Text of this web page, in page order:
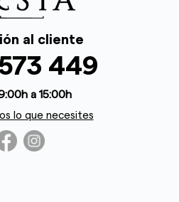
al cliente
449
a 15:00h
lo que necesites